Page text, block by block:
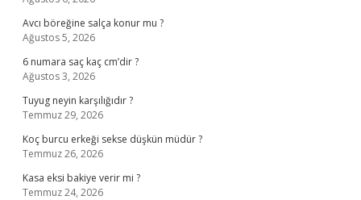
Avcı böreğine salça konur mu ?
Ağustos 5, 2026
6 numara saç kaç cm’dir ?
Ağustos 3, 2026
Tuyug neyin karşılığıdır ?
Temmuz 29, 2026
Koç burcu erkeği sekse düşkün müdür ?
Temmuz 26, 2026
Kasa eksi bakiye verir mi ?
Temmuz 24, 2026